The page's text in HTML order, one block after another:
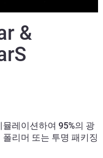
&
레이션하여 95%의 광
리머 또는 투명 패키징